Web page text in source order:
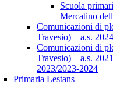
Scuola
Mercatino
Comunicazioni di
Travesio) – a.s.
Comunicazioni di
Travesio) – a.s.
2023/2023-2024
Primaria Lestans